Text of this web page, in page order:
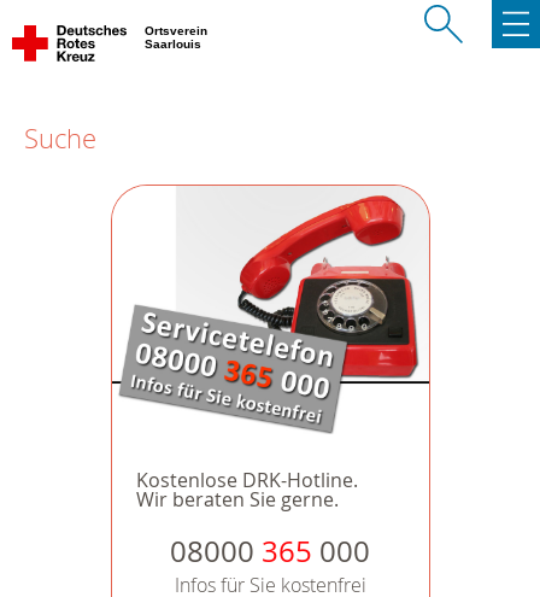
Ortsverein
Saarlouis
Suche
Kostenlose DRK-Hotline.
Wir beraten Sie gerne.
08000 365 000
Infos für Sie kostenfrei